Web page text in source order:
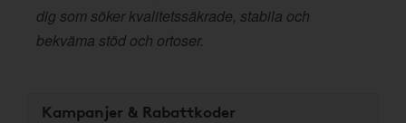
dig som söker kvalitetssäkrade, stabila och
bekväma stöd och ortoser.
Kampanjer & Rabattkoder